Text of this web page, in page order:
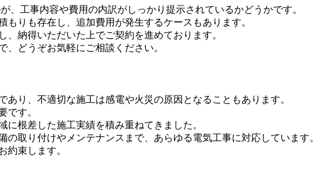
、工事内容や費用の内訳がしっかり提示されているかどうかです。
りも存在し、追加費用が発生するケースもあります。
納得いただいた上でご契約を進めております。
、どうぞお気軽にご相談ください。
り、不適切な施工は感電や火災の原因となることもあります。
です。
に根差した施工実績を積み重ねてきました。
取り付けやメンテナンスまで、あらゆる電気工事に対応しています。
約束します。